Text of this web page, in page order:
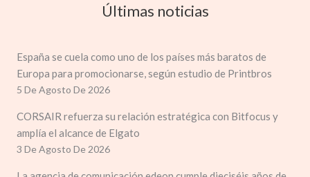
Últimas noticias
España se cuela como uno de los países más baratos de
Europa para promocionarse, según estudio de Printbros
5 De Agosto De 2026
CORSAIR refuerza su relación estratégica con Bitfocus y
amplía el alcance de Elgato
3 De Agosto De 2026